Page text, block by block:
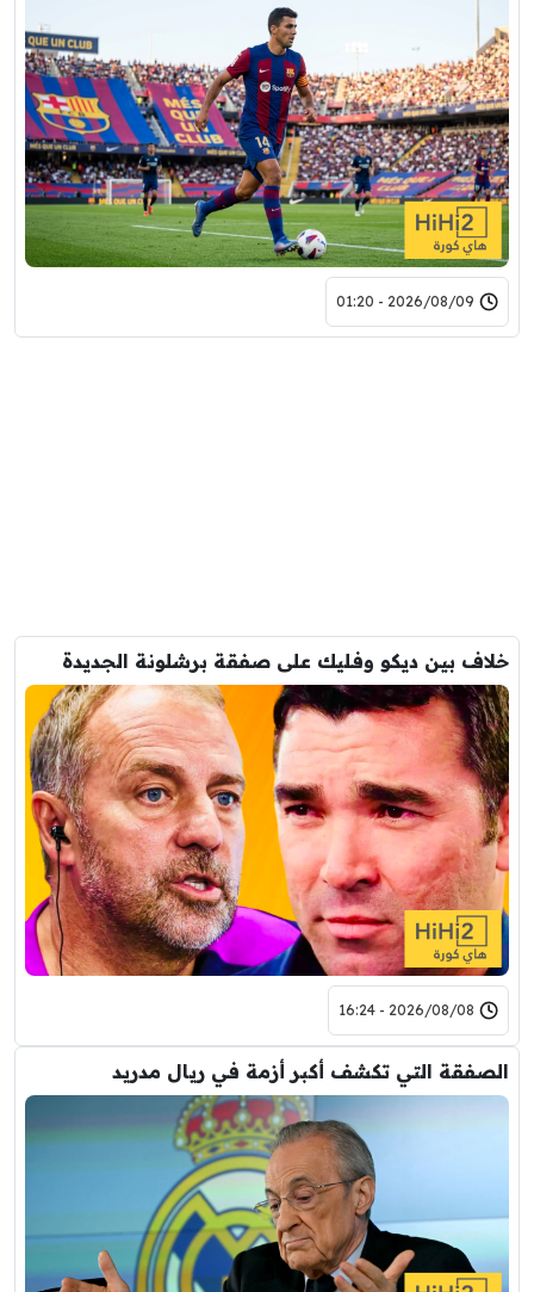
2026/08/09 - 01:20
خلاف بين ديكو وفليك على صفقة برشلونة الجديدة
2026/08/08 - 16:24
الصفقة التي تكشف أكبر أزمة في ريال مدريد